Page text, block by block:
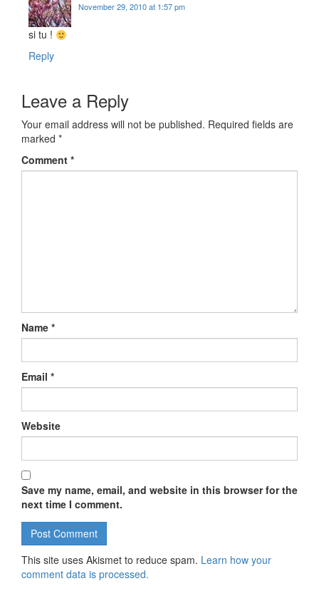
November 29, 2010 at 1:57 pm
si tu !
Reply
Leave a Reply
Your email address will not be published. Required fields are
marked *
Comment *
Name *
Email *
Website
Save my name, email, and website in this browser for the
next time I comment.
This site uses Akismet to reduce spam. Learn how your
comment data is processed.